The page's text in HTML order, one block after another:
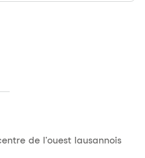
de l'ouest lausannois